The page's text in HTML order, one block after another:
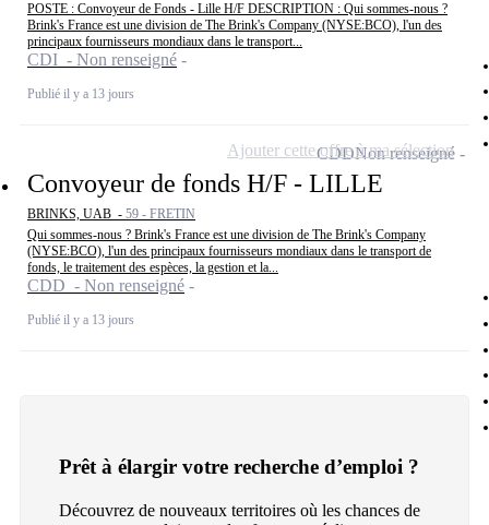
POSTE : Convoyeur de Fonds - Lille H/F DESCRIPTION : Qui sommes-nous ?
Brink's France est une division de The Brink's Company (NYSE:BCO), l'un des
principaux fournisseurs mondiaux dans le transport...
CDI - Non renseigné
Publié il y a 13 jours
Convoyeur de fonds H/F - LILLE
BRINKS, UAB - 59 - FRETIN
Qui sommes-nous ? Brink's France est une division de The Brink's Company
(NYSE:BCO), l'un des principaux fournisseurs mondiaux dans le transport de
fonds, le traitement des espèces, la gestion et la...
CDD - Non renseigné
Publié il y a 13 jours
CDDNon renseigné
Ajouter cette offre à ma sélection
Prêt à élargir votre recherche d’emploi ?
Découvrez de nouveaux territoires où les chances de